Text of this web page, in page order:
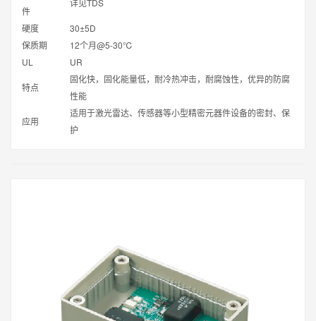
件
硬度
30±5D
保质期
12个月@5-30℃
UL
UR
特点
固化快，固化能量低，耐冷热冲击，耐腐蚀性，优异的防腐
性能
应用
适用于激光雷达、传感器等小型精密元器件设备的密封、保
护